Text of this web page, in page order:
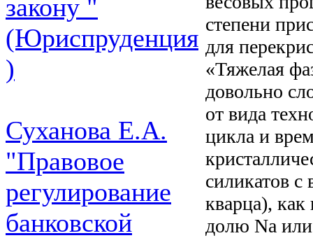
закону "
(Юриспруденция
)
Суханова Е.А.
"Правовое
регулирование
банковской
степени
для
«Тяжелая
довольно
от вида
цикла и
силикатов
кварца),
долю Na